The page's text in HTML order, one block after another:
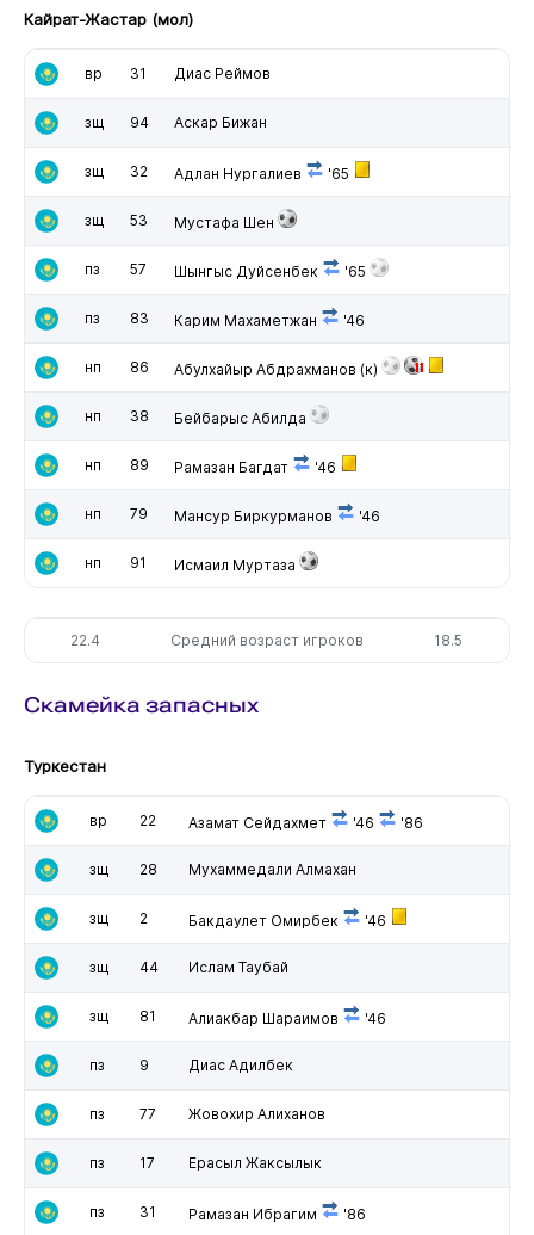
Кайрат-Жастар (мол)
вр 31 Диас Реймов
зщ 94 Аскар Бижан
зщ 32 Адлан Нургалиев '65
зщ 53 Мустафа Шен
пз 57 Шынгыс Дуйсенбек '65
пз 83 Карим Махаметжан '46
нп 86 Абулхайыр Абдрахманов (к)
нп 38 Бейбарыс Абилда
нп 89 Рамазан Багдат '46
нп 79 Мансур Биркурманов '46
нп 91 Исмаил Муртаза
22.4 Средний возраст игроков 18.5
Скамейка запасных
Туркестан
вр 22 Азамат Сейдахмет '46 '86
зщ 28 Мухаммедали Алмахан
зщ 2 Бакдаулет Омирбек '46
зщ 44 Ислам Таубай
зщ 81 Алиакбар Шараимов '46
пз 9 Диас Адилбек
пз 77 Жовохир Алиханов
пз 17 Ерасыл Жаксылык
пз 31 Рамазан Ибрагим '86